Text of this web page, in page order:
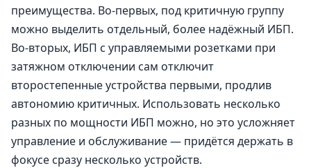
преимущества. Во-первых, под критичную группу
можно выделить отдельный, более надёжный ИБП.
Во-вторых, ИБП с управляемыми розетками при
затяжном отключении сам отключит
второстепенные устройства первыми, продлив
автономию критичных. Использовать несколько
разных по мощности ИБП можно, но это усложняет
управление и обслуживание — придётся держать в
фокусе сразу несколько устройств.